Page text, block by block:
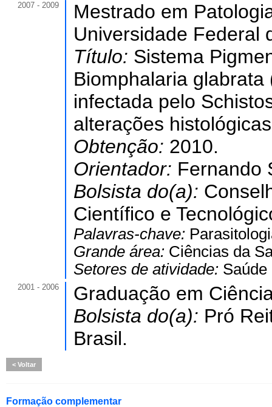
2007 - 2009
Mestrado em
Universidade Federal
Título: Sistema
Biomphalaria
infectada pelo
alterações
Obtenção: 2010.
Orientador: Fernando
Bolsista do(a):
Científico e
Palavras-chave:
Grande área: Ciências da
Setores de atividade: Saúde
2001 - 2006
Graduação em
Bolsista do(a): Pró
Brasil.
Voltar
Formação complementar